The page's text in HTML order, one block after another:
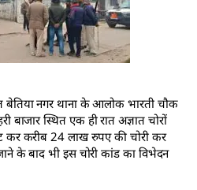
बेतिया नगर थाना के आलोक भारती चौक
बाजार स्थित एक ही रात अज्ञात चोरों
कर करीब 24 लाख रुपए की चोरी कर
के बाद भी इस चोरी कांड का विभेदन